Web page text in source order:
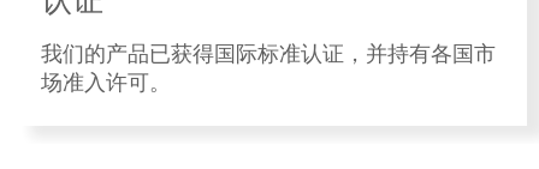
我们的产品已获得国际标准认证，并持有各国市
场准入许可。